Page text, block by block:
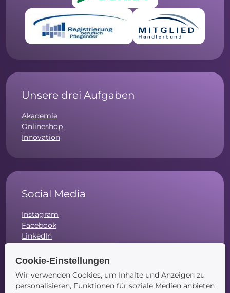
Unsere drei Aufgaben
Akademie
Onlineshop
Innovation
Social Media
Instagram
Facebook
LinkedIn
Cookie-Einstellungen
Wir verwenden Cookies, um Inhalte und Anzeigen zu
personalisieren, Funktionen für soziale Medien anbieten